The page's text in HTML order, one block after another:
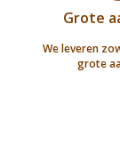
Grote
We leveren
grote